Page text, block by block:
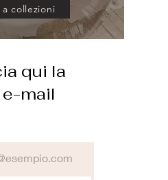
a collezioni
qui la
mail